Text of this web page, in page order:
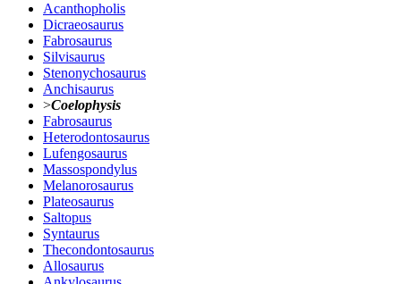
Acanthopholis
Dicraeosaurus
Fabrosaurus
Silvisaurus
Stenonychosaurus
Anchisaurus
>Coelophysis
Fabrosaurus
Heterodontosaurus
Lufengosaurus
Massospondylus
Melanorosaurus
Plateosaurus
Saltopus
Syntaurus
Thecondontosaurus
Allosaurus